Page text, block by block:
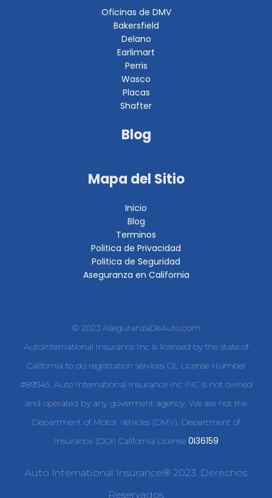
Oficinas de DMV
Bakersfield
Delano
Earlimart
Perris
Wasco
Placas
Shafter
Blog
Mapa del Sitio
Inicio
Blog
Terminos
Politica de Privacidad
Politica de Seguridad
Aseguranza en California
© 2023 AseguranzaDeAuto.com
AutoInternational Insurance Inc is licensed by the state of
California to do registration services OL License Number
#89345. Auto International Insurance Inc INC is not owned
and operated by any goverment agency. We are not the
Department of Motor Vehicles (DMV). Department of
Insurance (DOI) California License 0I36159
Auto International Insurance® 2023. Derechos
Reservados